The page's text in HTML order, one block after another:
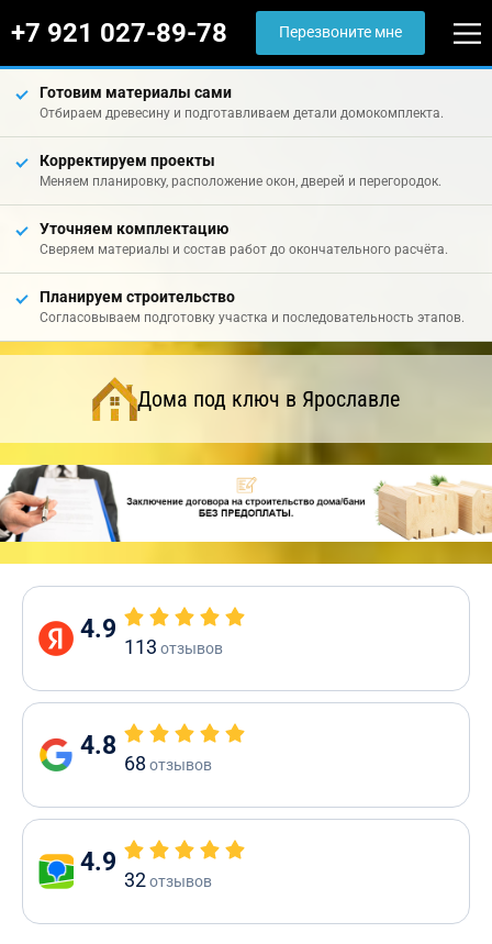
+7 921 027-89-78 Перезвоните мне
Готовим материалы сами
Отбираем древесину и подготавливаем детали домокомплекта.
Корректируем проекты
Меняем планировку, расположение окон, дверей и перегородок.
Уточняем комплектацию
Сверяем материалы и состав работ до окончательного расчёта.
Планируем строительство
Согласовываем подготовку участка и последовательность этапов.
Дома под ключ в Ярославле
4.9
113 отзывов
4.8
68 отзывов
4.9
32отзывов